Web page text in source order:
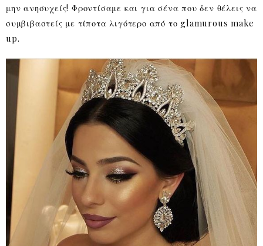
μην ανησυχείς! Φροντίσαμε και για σένα που δεν θέλεις να
συμβιβαστείς με τίποτα λιγότερο από το glamurous make
up.